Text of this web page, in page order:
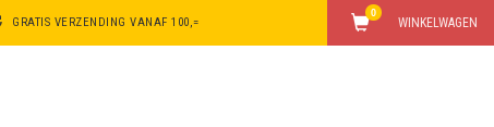
GRATIS VERZENDING VANAF 100,= WINKELWAGEN
0